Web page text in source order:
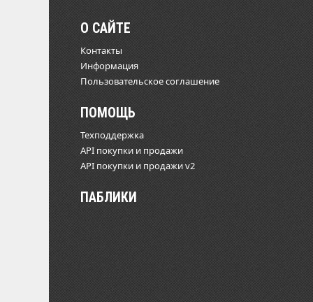
О САЙТЕ
Контакты
Информация
Пользовательское соглашение
ПОМОЩЬ
Техподдержка
API покупки и продажи
API покупки и продажи v2
ПАБЛИКИ